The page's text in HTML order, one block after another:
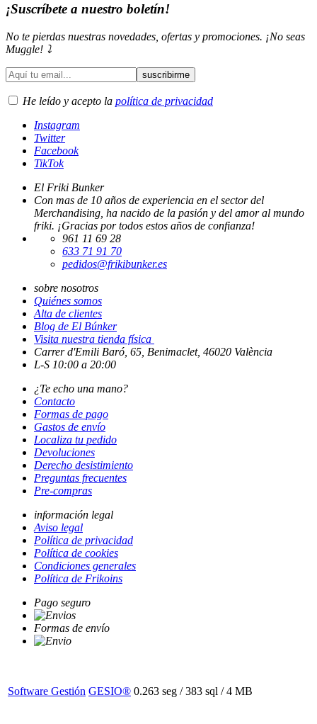
¡Suscríbete a nuestro boletín!
No te pierdas nuestras novedades, ofertas y promociones. ¡No seas
Muggle! ⤵️
He leído y acepto la política de privacidad
Instagram
Twitter
Facebook
TikTok
El Friki Bunker
Con mas de 10 años de experiencia en el sector del
Merchandising, ha nacido de la pasión y del amor al mundo
friki. ¡Gracias por todos estos años de confianza!
961 11 69 28
633 71 91 70
pedidos@frikibunker.es
sobre nosotros
Quiénes somos
Alta de clientes
Blog de El Búnker
Visita nuestra tienda física
Carrer d'Emili Baró, 65, Benimaclet, 46020 València
L-S 10:00 a 20:00
¿Te echo una mano?
Contacto
Formas de pago
Gastos de envío
Localiza tu pedido
Devoluciones
Derecho desistimiento
Preguntas frecuentes
Pre-compras
información legal
Aviso legal
Política de privacidad
Política de cookies
Condiciones generales
Política de Frikoins
Pago seguro
Formas de envío
Software Gestión GESIO® 0.263 seg /383 sql / 4 MB